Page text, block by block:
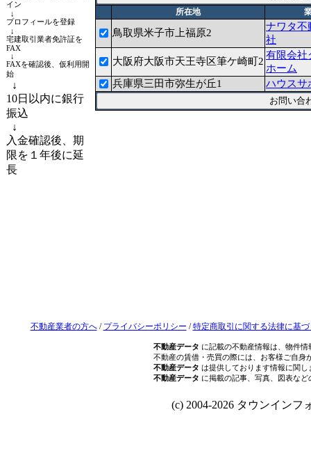
イン
↓
プロフィールを登録
↓
宅建取引業者免許証を
FAX
↓
FAXを確認後、仮利用開
始
↓
10日以内に銀行
振込
↓
入金確認後、期
限を１年後に延
長
所在地
鳥取県米子市上福原2
ナワタ不
社
大阪府大阪市天王寺区筆ケ崎町2
有限会社
ホーム
兵庫県三田市弥生が丘1
ハウスサ
不動産業者の方へ/ プライバシーポリシー /特定商取引に関する法律に基
不動産データ に記載の不動産情報は、物件
不動産の賃借・売買の際には、お客様ご自身
不動産データ は提供しております情報に関
不動産データ に掲載の記事、写真、図表な
(c) 2004-2026 タウンインフ